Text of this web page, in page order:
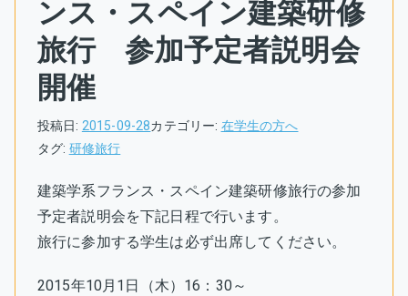
ンス・スペイン建築研修
旅行 参加予定者説明会
開催
投稿日: 2015-09-28カテゴリー: 在学生の方へ
タグ: 研修旅行
建築学系フランス・スペイン建築研修旅行の参加
予定者説明会を下記日程で行います。
旅行に参加する学生は必ず出席してください。
2015年10月1日（木）16：30～